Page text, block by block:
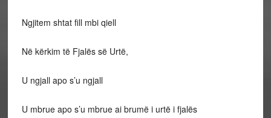
Ngjitem shtat fill mbi qiell
Në kërkim të Fjalës së Urtë,
U ngjall apo s’u ngjall
U mbrue apo s’u mbrue ai brumë i urtë i fjalës